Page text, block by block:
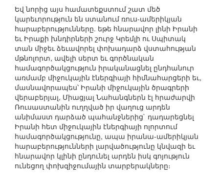
Եվ նորից այս համատեքստում շատ մեծ
կարեւորություն են ստանում ռուս-ամերիկյան
հարաբերությունները. եթե հնարավոր լինի Իրանի
եւ Իրաքի խնդիրների շուրջ Կրեմլի ու Սպիտակ
տան միջեւ ձեւավորել փոխադարձ վստահության
մթնոլորտ, ավելի սերտ եւ գործնական
համագործակցություն իրականացնել ընդհանուր
առմամբ միջուկային էներգիայի հիմնահարցերի եւ,
մասնավորապես՝ Իրանի միջուկային ծրագրերի
վերաբերյալ, Միացյալ Նահանգներն էլ հրաժարվի
Ռուսաստանին ուղղված իր վաղուց արդեն
անիմաստ դարձած պահանջներից` դադարեցնել
Իրանի հետ միջուկային էներգիայի ոլորտում
համագործակցությունը, ապա իրանա-ամերիկյան
հարաբերությունների լարվածությունը կնվազի եւ
հնարավոր կլինի ընդունել արդեն իսկ գոյություն
ունեցող փոխզիջումային տարբերակները։